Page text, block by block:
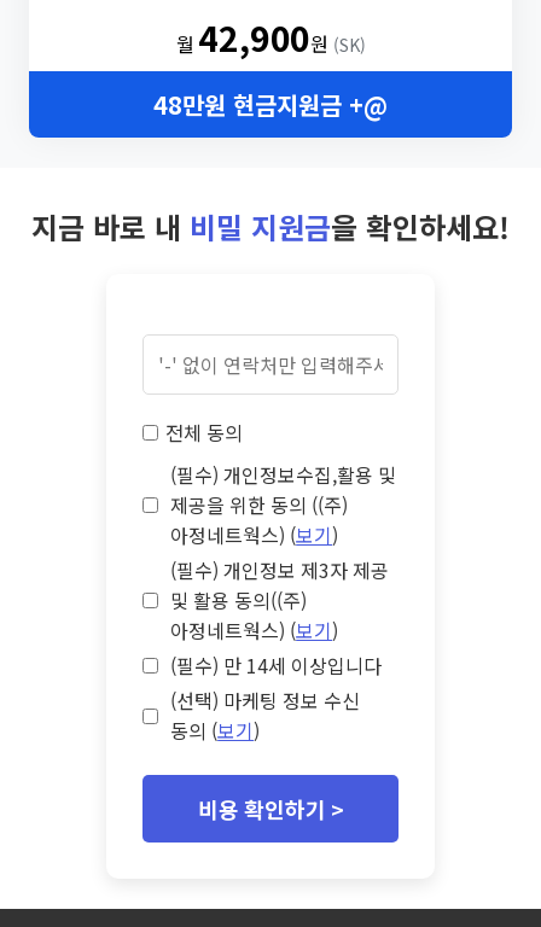
월 42,900원 (SK)
48만원 현금지원금 +@
지금 바로 내 비밀 지원금을 확인하세요!
전체 동의
(필수) 개인정보수집,활용 및
제공을 위한 동의 ((주)
아정네트웍스) (보기)
(필수) 개인정보 제3자 제공
및 활용 동의((주)
아정네트웍스) (보기)
(필수) 만 14세 이상입니다
(선택) 마케팅 정보 수신
동의 (보기)
비용 확인하기 >